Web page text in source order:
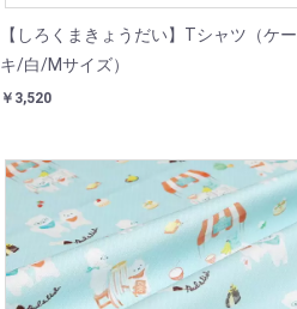
【しろくまきょうだい】Tシャツ（ケー
キ/白/Mサイズ）
￥3,520